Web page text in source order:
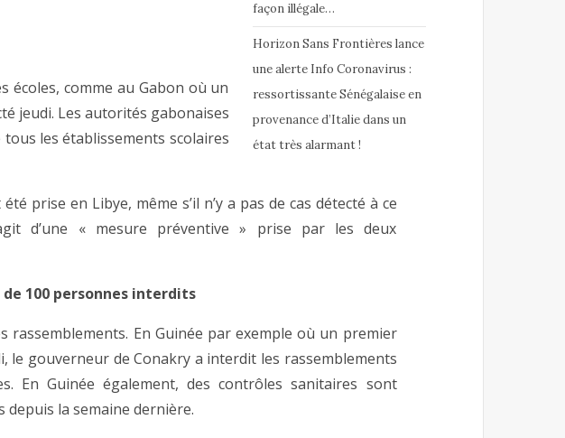
façon illégale…
Horizon Sans Frontières lance
une alerte Info Coronavirus :
ressortissante Sénégalaise en
provenance d’Italie dans un
état très alarmant !
écoles, comme au Gabon où un
jeudi. Les autorités gabonaises
les établissements scolaires
prise en Libye, même s’il n’y a pas de cas détecté à ce
d’une « mesure préventive » prise par les deux
100 personnes interdits
rassemblements. En Guinée par exemple où un premier
le gouverneur de Conakry a interdit les rassemblements
En Guinée également, des contrôles sanitaires sont
la semaine dernière.